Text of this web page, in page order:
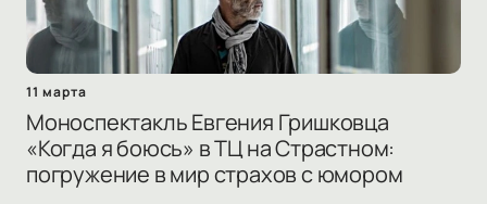
11 марта
Моноспектакль Евгения Гришковца
«Когда я боюсь» в ТЦ на Страстном:
погружение в мир страхов с юмором